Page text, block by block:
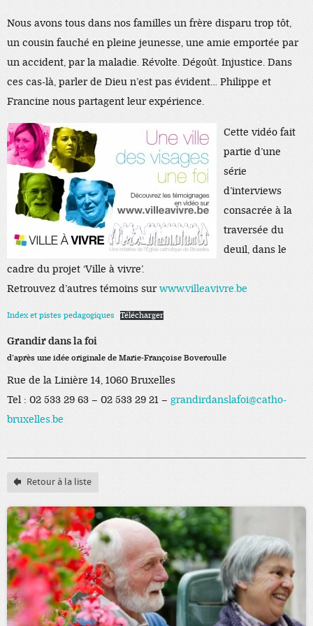
Nous avons tous dans nos familles un frère disparu trop tôt,
un cousin fauché en pleine jeunesse, une amie emportée par
un accident, par la maladie. Révolte. Dégoût. Injustice. Dans
ces cas-là, parler de Dieu n’est pas évident… Philippe et
Francine nous partagent leur expérience.
Cette vidéo fait
partie d’une
série
d’interviews
consacrée à la
traversée du
deuil, dans le
cadre du projet ‘Ville à vivre’.
Retrouvez d’autres témoins surwww.villeavivre.be
Index et pistes pedagogiques Télécharger
Grandir dans la foi
d’après une idée originale de Marie-Françoise Boveroulle
Rue de la Linière 14, 1060 Bruxelles
Tel : 02 533 29 63 – 02 533 29 21 – grandirdanslafoi@catho-
bruxelles.be
Retour à la liste